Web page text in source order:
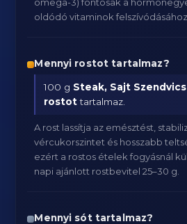
oldódó vitaminok felszívódásához.
Mennyi rostot tartalmaz?
100 g Steak, Sajt
rostottartalmaz.
A rost lassítja az emésztést,
vércukorszintet és hosszabb
ezért a rostos ételek fogyásnál
napi ajánlott rostbevitel 25–30 g.
Mennyi sót tartalmaz?